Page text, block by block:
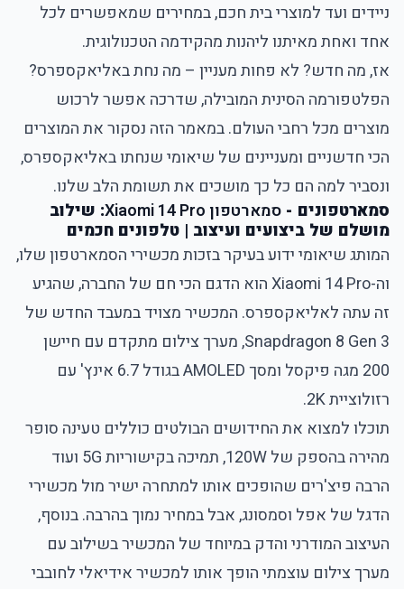
ניידים ועד למוצרי בית חכם, במחירים שמאפשרים לכל
אחד ואחת מאיתנו ליהנות מהקידמה הטכנולוגית.
אז, מה חדש? לא פחות מעניין – מה נחת באליאקספרס?
הפלטפורמה הסינית המובילה, שדרכה אפשר לרכוש
מוצרים מכל רחבי העולם. במאמר הזה נסקור את המוצרים
הכי חדשניים ומעניינים של שיאומי שנחתו באליאקספרס,
ונסביר למה הם כל כך מושכים את תשומת הלב שלנו.
סמארטפונים - סמארטפון Xiaomi 14 Pro
: שילוב
מושלם של ביצועים ועיצוב | טלפונים חכמים
המותג שיאומי ידוע בעיקר בזכות מכשירי הסמארטפון שלו,
וה-Xiaomi 14 Pro הוא הדגם הכי חם של החברה, שהגיע
זה עתה לאליאקספרס. המכשיר מצויד במעבד החדש של
Snapdragon 8 Gen 3, מערך צילום מתקדם עם חיישן
200 מגה פיקסל ומסך AMOLED בגודל 6.7 אינץ' עם
רזולוציית 2K.
תוכלו למצוא את החידושים הבולטים כוללים טעינה סופר
מהירה בהספק של 120W, תמיכה בקישוריות 5G ועוד
הרבה פיצ'רים שהופכים אותו למתחרה ישיר מול מכשירי
הדגל של אפל וסמסונג, אבל במחיר נמוך בהרבה. בנוסף,
העיצוב המודרני והדק במיוחד של המכשיר בשילוב עם
מערך צילום עוצמתי הופך אותו למכשיר אידיאלי לחובבי